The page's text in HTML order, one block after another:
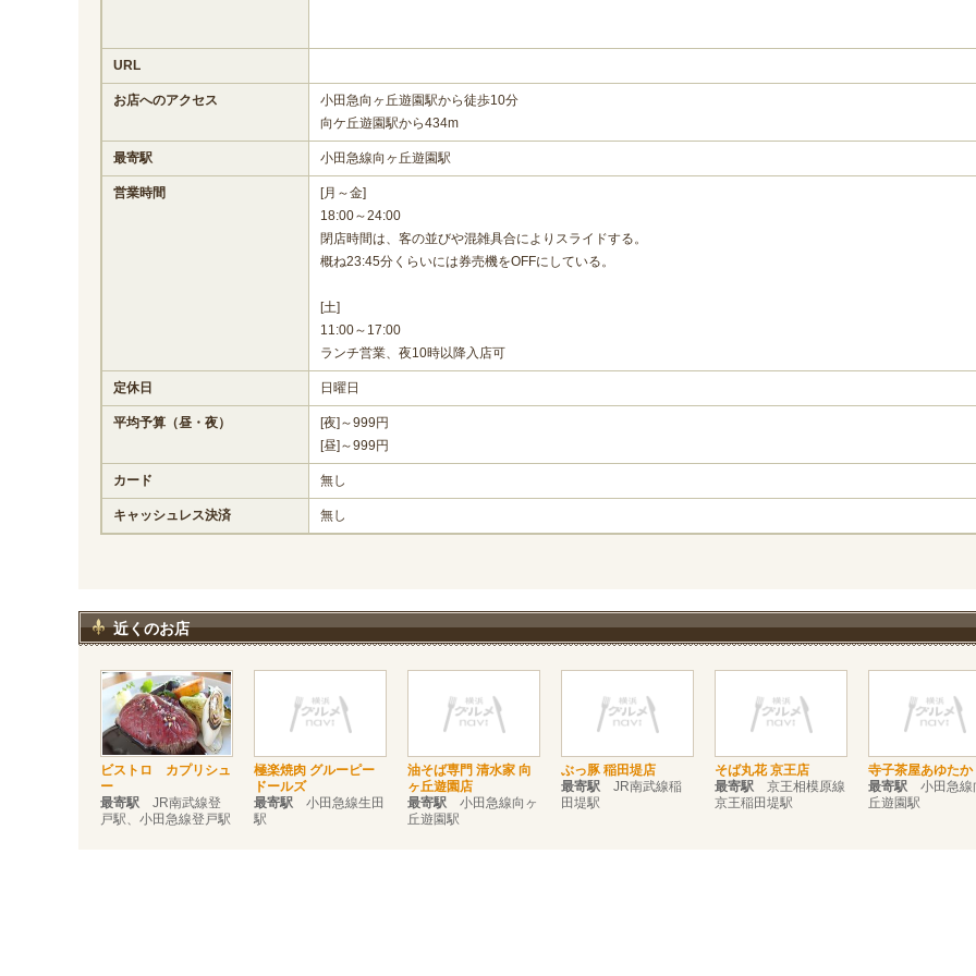
URL
お店へのアクセス
小田急向ヶ丘遊園駅から徒歩10分
向ケ丘遊園駅から434m
最寄駅 小田急線向ヶ丘遊園駅
営業時間
[月～金]
18:00～24:00
閉店時間は、客の並びや混雑具合によりスライドする。
概ね23:45分くらいには券売機をOFFにしている。
[土]
11:00～17:00
ランチ営業、夜10時以降入店可
定休日 日曜日
平均予算（昼・夜）
[夜]～999円
[昼]～999円
カード 無し
キャッシュレス決済 無し
近くのお店
ビストロ カプリシュ
ー
最寄駅 JR南武線登
戸駅、小田急線登戸駅
極楽焼肉 グルーピー
ドールズ
最寄駅 小田急線生田
駅
油そば専門 清水家 向
ヶ丘遊園店
最寄駅 小田急線向ヶ
丘遊園駅
ぶっ豚 稲田堤店
最寄駅 JR南武線稲
田堤駅
そば丸花 京王店
最寄駅 京王相模原線
京王稲田堤駅
寺子茶屋あゆたか
最寄駅 小田急線
丘遊園駅